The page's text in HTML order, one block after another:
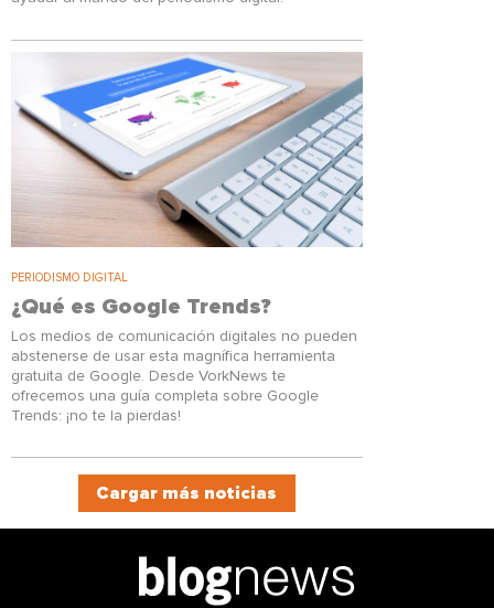
PERIODISMO DIGITAL
¿Qué es Google Trends?
Los medios de comunicación digitales no pueden
abstenerse de usar esta magnífica herramienta
gratuita de Google. Desde VorkNews te
ofrecemos una guía completa sobre Google
Trends: ¡no te la pierdas!
Cargar más noticias